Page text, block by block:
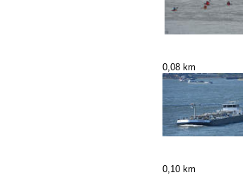
0,08 km
0,10 km